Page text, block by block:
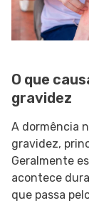
O que
gravidez
A dormência
gravidez,
Geralmente
acontece
que passa